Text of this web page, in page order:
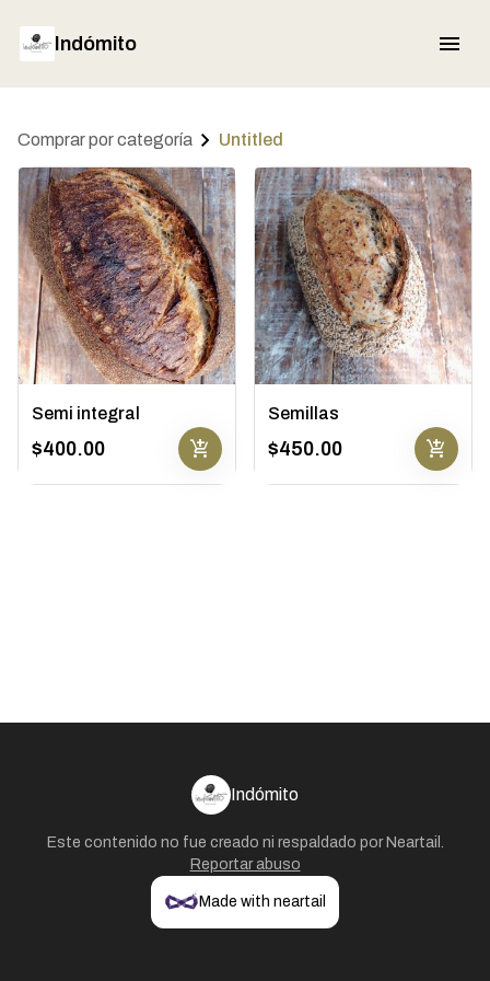
Indómito
Comprar por categoría Untitled
Semi integral
$400.00 add_shopping_cart
Semillas
$450.00 add_shopping_cart
Indómito
Este contenido no fue creado ni respaldado por Neartail .
Reportar abuso
Made with neartail